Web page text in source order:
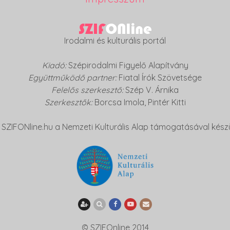
Irodalmi és kulturális portál
Kiadó:Szépirodalmi Figyelő Alapítvány
Együttműködő partner:Fiatal Írók Szövetsége
Felelős szerkesztő:Szép V. Árnika
Szerkesztők: Borcsa Imola, Pintér Kitti
SZIFONline.hu a Nemzeti Kulturális Alap támogatásával
© SZIFOnline 2014